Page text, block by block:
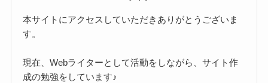
本サイトにアクセスしていただきありがとうございま
す。
現在、Webライターとして活動をしながら、サイト作
成の勉強をしています♪